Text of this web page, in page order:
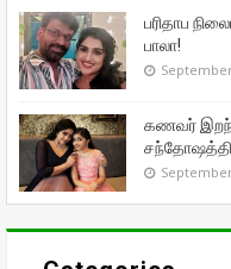
பரிதாப
பாலா!
கணவர்